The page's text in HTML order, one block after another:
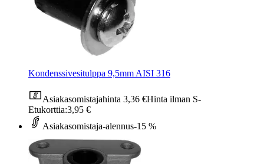
Kondenssivesitulppa 9,5mm AISI 316
Asiakasomistajahinta 3,36 €Hinta ilman S-
Etukorttia:3,95 €
Asiakasomistaja-alennus-15 %